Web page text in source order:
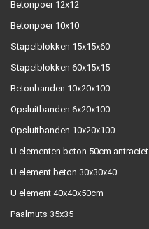
Betonpoer 12x12
Betonpoer 10x10
Stapelblokken 15x15x60
Stapelblokken 60x15x15
Betonbanden 10x20x100
Opsluitbanden 6x20x100
Opsluitbanden 10x20x100
U elementen beton 50cm antraciet
U element beton 30x30x40
U element 40x40x50cm
Paalmuts 35x35